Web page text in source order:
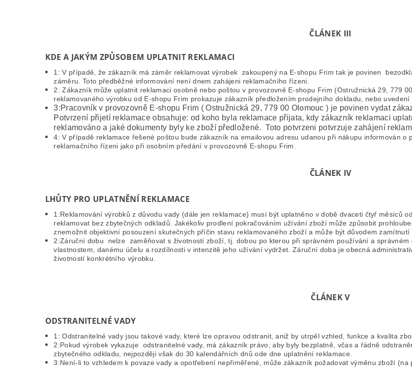
ČLÁNEK III
KDE A JAKÝM ZPŮSOBEM UPLATNIT REKLAMACI
1: V případě, že zákazník má záměr reklamovat výrobek zakoupený na E-shopu Frim tak je povinen
záměru. Toto předběžné informování není dnem zahájeni reklamačního řízeni.
2: Zákazník může uplatnit reklamaci osobně nebo poštou v provozovně E-shopu Frim (Ostružnická 29, 779
reklamovaného výrobku od E-shopu Frim prokazuje zákazník předložením prodejního dokladu, nebo uvedení
3:Pracovník v provozovně E-shopu Frim ( Ostružnická 29, 779 00 Olomouc ) je povinen vydat
Potvrzení přijetí reklamace obsahuje: od koho byla reklamace přijata, kdy zákazník reklamaci
reklamováno a jaké dokumenty byly ke zboží předložené. Toto potvrzeni potvrzuje zahájení
4: V případě reklamace řešené poštou bude zákazník na emailovou adresu udanou při nákupu informován
reklamačního řízeni jako při osobním předání v provozovně E-shopu Frim.
ČLÁNEK IV
LHŮTY PRO UPLATNĚNÍ REKLAMACE
1:Reklamování výrobků z důvodu vady (dále jen reklamace) musí být uplatněno v době dvaceti čtyř měsíců
reklamovat bez zbytečných odkladů. Jakékoliv prodlení pokračováním užívání zboží může způsobit
znemožnit objektivní posouzení skutečných příčin stavu reklamovaného zboží a může být důvodem zamítnutí
2:Záruční dobu nelze zaměňovat s životností zboží, tj. dobou po kterou při správném používání a
vlastnostem, danému účelu a rozdílnosti v intenzitě jeho užívání vydržet. Záruční doba je obecná
životností konkrétního výrobku.
ČLÁNEK V
ODSTRANITELNÉ VADY
1: Odstranitelné vady jsou takové vady, které lze opravou odstranit, aniž by utrpěl vzhled, funkce a kvalita
2:Pokud výrobek vykazuje odstranitelné vady, má zákazník právo, aby byly bezplatně, včas a řádně
zbytečného odkladu, nejpozději však do 30 kalendářních dnů ode dne uplatnění reklamace.
3:Není-li to vzhledem k povaze vady a opotřebení nepřiměřené, může zákazník požadovat výměnu zboží